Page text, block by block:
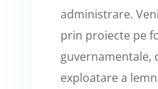
administrare.
prin proiecte pe
guvernamentale,
exploatare a